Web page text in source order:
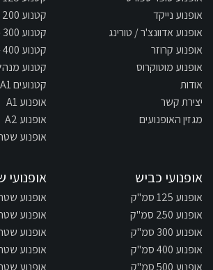
אופנוע נייקד
אופנוע אדוונצ'ר / טורינג
אופנוע קרוזר
אופנוע מוטוקרוס
אודות
יצירת קשר
מגזין האופנועים
קטנוע 200 - 250 סמ"ק
קטנוע 300 - 350 סמ"ק
קטנוע 400 - 500 סמ"ק
קטנוע
קטנועים A1
אופנוע A1
אופנוע A2
אופנוע
אופנועי כביש
אופנוע 125 סמ"ק
אופנוע 250 סמ"ק
אופנוע 300 סמ"ק
אופנוע 400 סמ"ק
אופנוע 500 סמ"ק
אופנועי
אופנוע שטח 65
אופנוע שטח 85
אופנוע שטח 125
אופנוע שטח 250
אופנוע שטח 450